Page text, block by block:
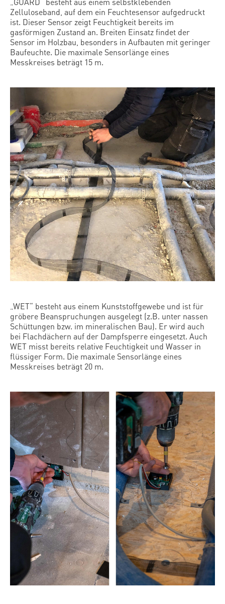
Zelluloseband, auf dem ein Feuchtesensor aufgedruckt
ist. Dieser Sensor zeigt Feuchtigkeit bereits im
gasförmigen Zustand an. Breiten Einsatz findet der
Sensor im Holzbau, besonders in Aufbauten mit geringer
Baufeuchte. Die maximale Sensorlänge eines
Messkreises beträgt 15 m.
„WET“ besteht aus einem Kunststoffgewebe und ist für
gröbere Beanspruchungen ausgelegt (z.B. unter nassen
Schüttungen bzw. im mineralischen Bau). Er wird auch
bei Flachdächern auf der Dampfsperre eingesetzt. Auch
WET misst bereits relative Feuchtigkeit und Wasser in
flüssiger Form. Die maximale Sensorlänge eines
Messkreises beträgt 20 m.